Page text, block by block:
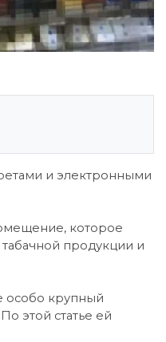
и электронными
которое
продукции и
особо крупный
этой статье ей